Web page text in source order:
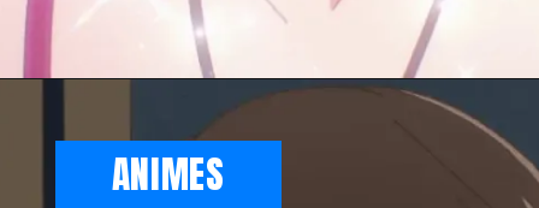
ANIMES